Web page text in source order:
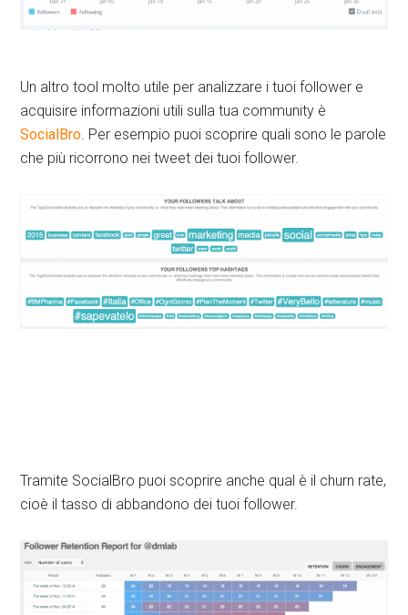
Un altro tool molto utile per analizzare i tuoi follower e
acquisire informazioni utili sulla tua community è
SocialBro. Per esempio puoi scoprire quali sono le parole
che più ricorrono nei tweet dei tuoi follower.
Tramite SocialBro puoi scoprire anche qual è il churn rate,
cioè il tasso di abbandono dei tuoi follower.